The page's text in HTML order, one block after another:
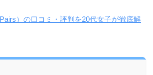
）の口コミ・評判を20代女子が徹底解